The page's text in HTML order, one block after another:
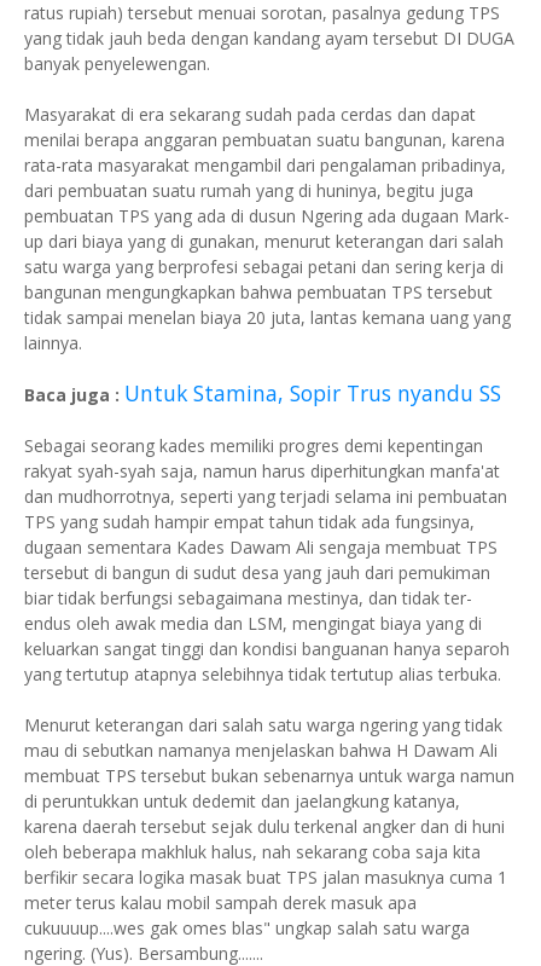
ratus rupiah) tersebut menuai sorotan, pasalnya gedung TPS
yang tidak jauh beda dengan kandang ayam tersebut DI DUGA
banyak penyelewengan.
Masyarakat di era sekarang sudah pada cerdas dan dapat
menilai berapa anggaran pembuatan suatu bangunan, karena
rata-rata masyarakat mengambil dari pengalaman pribadinya,
dari pembuatan suatu rumah yang di huninya, begitu juga
pembuatan TPS yang ada di dusun Ngering ada dugaan Mark-
up dari biaya yang di gunakan, menurut keterangan dari salah
satu warga yang berprofesi sebagai petani dan sering kerja di
bangunan mengungkapkan bahwa pembuatan TPS tersebut
tidak sampai menelan biaya 20 juta, lantas kemana uang yang
lainnya.
Baca juga : Untuk Stamina, Sopir Trus nyandu SS
Sebagai seorang kades memiliki progres demi kepentingan
rakyat syah-syah saja, namun harus diperhitungkan manfa'at
dan mudhorrotnya, seperti yang terjadi selama ini pembuatan
TPS yang sudah hampir empat tahun tidak ada fungsinya,
dugaan sementara Kades Dawam Ali sengaja membuat TPS
tersebut di bangun di sudut desa yang jauh dari pemukiman
biar tidak berfungsi sebagaimana mestinya, dan tidak ter-
endus oleh awak media dan LSM, mengingat biaya yang di
keluarkan sangat tinggi dan kondisi banguanan hanya separoh
yang tertutup atapnya selebihnya tidak tertutup alias terbuka.
Menurut keterangan dari salah satu warga ngering yang tidak
mau di sebutkan namanya menjelaskan bahwa H Dawam Ali
membuat TPS tersebut bukan sebenarnya untuk warga namun
di peruntukkan untuk dedemit dan jaelangkung katanya,
karena daerah tersebut sejak dulu terkenal angker dan di huni
oleh beberapa makhluk halus, nah sekarang coba saja kita
berfikir secara logika masak buat TPS jalan masuknya cuma 1
meter terus kalau mobil sampah derek masuk apa
cukuuuup....wes gak omes blas" ungkap salah satu warga
ngering. (Yus). Bersambung.......